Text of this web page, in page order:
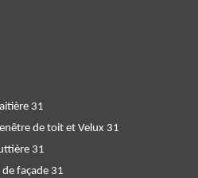
31
de toit et Velux 31
31
façade 31